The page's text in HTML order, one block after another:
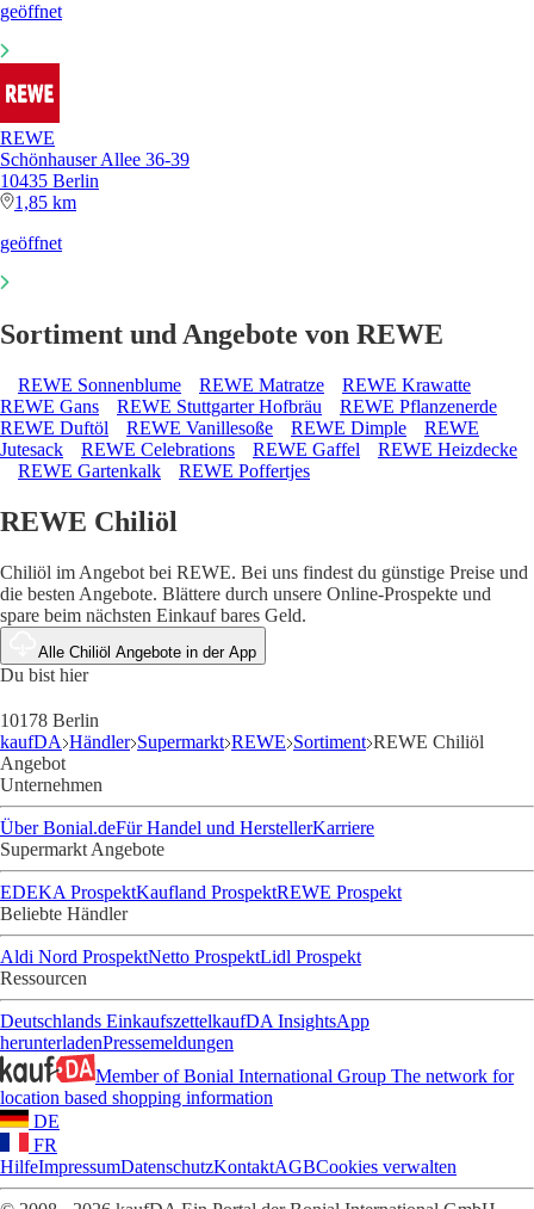
geöffnet
REWE
Schönhauser Allee 36-39
10435 Berlin
1,85 km
geöffnet
Sortiment und Angebote von REWE
REWE Sonnenblume REWE Matratze
REWE Krawatte
REWE Gans
REWE Stuttgarter Hofbräu
REWE Pflanzenerde
REWE Duftöl
REWE Vanillesoße REWE Dimple
REWE
Jutesack
REWE Celebrations REWE Gaffel
REWE Heizdecke
REWE Gartenkalk
REWE Poffertjes
REWE Chiliöl
Chiliöl im Angebot bei REWE. Bei uns findest du günstige Preise und
die besten Angebote. Blättere durch unsere Online-Prospekte und
spare beim nächsten Einkauf bares Geld.
Alle Chiliöl Angebote in der App
Du bist hier
10178 Berlin
kaufDA Händler Supermarkt REWE Sortiment REWE Chiliöl
Angebot
Unternehmen
Über Bonial.deFür Handel und HerstellerKarriere
Supermarkt Angebote
EDEKA ProspektKaufland ProspektREWE Prospekt
Beliebte Händler
Aldi Nord ProspektNetto ProspektLidl Prospekt
Ressourcen
Deutschlands EinkaufszettelkaufDA InsightsApp
herunterladenPressemeldungen
Member of Bonial International Group The network for
location based shopping information
DE
FR
HilfeImpressumDatenschutzKontaktAGBCookies verwalten